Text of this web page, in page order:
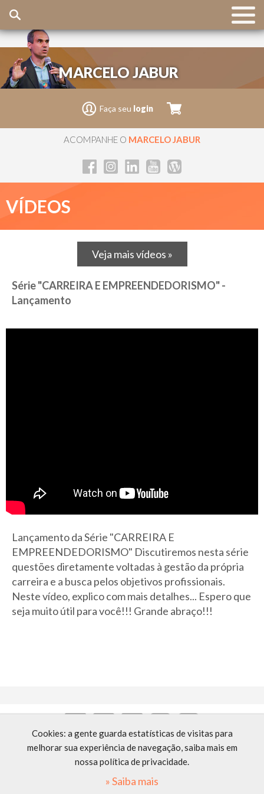
ACOMPANHE O MARCELO JABUR
MARCELO JABUR
Faça seu login
VÍDEOS
Veja mais vídeos »
Série "CARREIRA E EMPREENDEDORISMO" -
Lançamento
Lançamento da Série "CARREIRA E
EMPREENDEDORISMO" Discutiremos nesta série
questões diretamente voltadas à gestão da própria
carreira e a busca pelos objetivos profissionais.
Neste vídeo, explico com mais detalhes... Espero que
seja muito útil para você!!! Grande abraço!!!
contato@marcelojabur.com.br
Direitos reservados
Cookies: a gente guarda estatísticas de visitas para
melhorar sua experiência de navegação, saiba mais em
nossa política de privacidade.
» Saiba mais